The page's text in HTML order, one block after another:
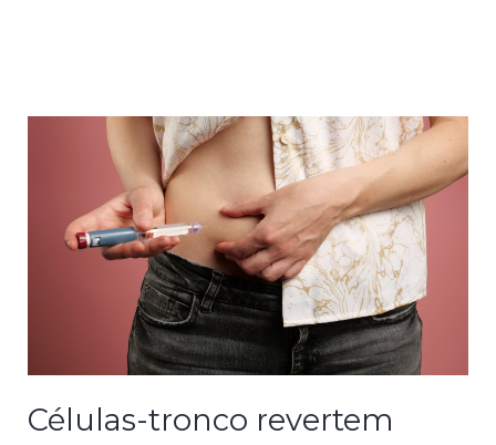
Células-tronco revertem